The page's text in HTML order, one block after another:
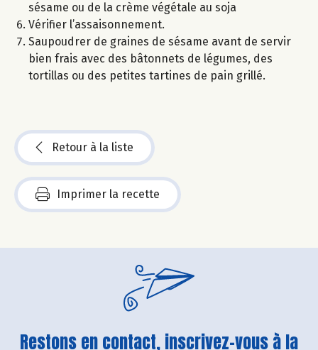
sésame ou de la crème végétale au soja
Vérifier l’assaisonnement.
Saupoudrer de graines de sésame avant de servir
bien frais avec des bâtonnets de légumes, des
tortillas ou des petites tartines de pain grillé.
Retour à la liste
Imprimer la recette
Restons en contact, inscrivez-vous à la